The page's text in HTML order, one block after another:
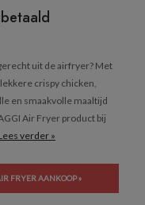
uit de airfryer? Met
crispy chicken,
en smaakvolle maaltijd
Air Fryer product bij
verder »
FRYER AANKOOP »